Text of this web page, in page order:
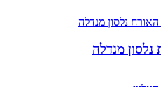
מנדלה